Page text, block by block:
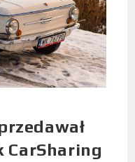
CarSharing